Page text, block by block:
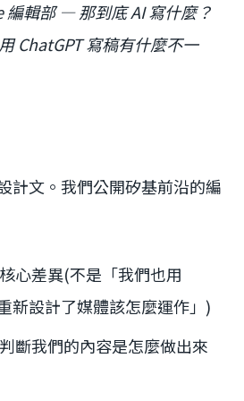
編輯部 — 那到底 AI 寫什麼？
ChatGPT 寫稿有什麼不一
計文。我們公開矽基前沿的編
心差異(不是「我們也用
新設計了媒體該怎麼運作」)
斷我們的內容是怎麼做出來